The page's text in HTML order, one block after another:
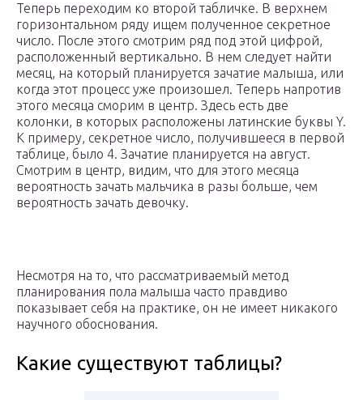
Теперь переходим ко второй табличке. В верхнем
горизонтальном ряду ищем полученное секретное
число. После этого смотрим ряд под этой цифрой,
расположенный вертикально. В нем следует найти
месяц, на который планируется зачатие малыша, или
когда этот процесс уже произошел. Теперь напротив
этого месяца сморим в центр. Здесь есть две
колонки, в которых расположены латинские буквы Y.
К примеру, секретное число, получившееся в первой
таблице, было 4. Зачатие планируется на август.
Смотрим в центр, видим, что для этого месяца
вероятность зачать мальчика в разы больше, чем
вероятность зачать девочку.
Несмотря на то, что рассматриваемый метод
планирования пола малыша часто правдиво
показывает себя на практике, он не имеет никакого
научного обоснования.
Какие существуют таблицы?